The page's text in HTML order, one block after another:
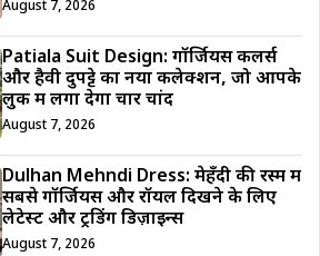
August 7, 2026
Patiala Suit Design: गॉर्जियस कलर्स
और हैवी दुपट्टे का नया कलेक्शन, जो आपके
लुक में लगा देगा चार चांद
August 7, 2026
Dulhan Mehndi Dress: मेहँदी की रस्म में
सबसे गॉर्जियस और रॉयल दिखने के लिए
लेटेस्ट और ट्रेंडिंग डिज़ाइन्स
August 7, 2026